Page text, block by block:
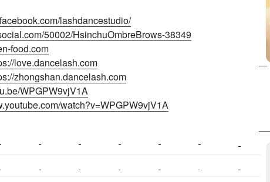
lashdancestudio/
50002/HsinchuOmbreBrows-38349
food.com
love.dancelash.com
zhongshan.dancelash.com
WPGPW9vjV1A
watch?v=WPGPW9vjV1A